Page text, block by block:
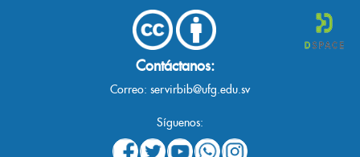
Contáctanos:
Correo: servirbib@ufg.edu.sv
Síguenos: